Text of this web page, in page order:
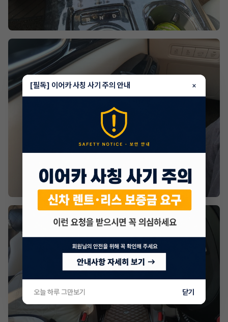
[필독] 이어카 사칭 사기 주의 안내 ×
오늘 하루 그만보기 닫기